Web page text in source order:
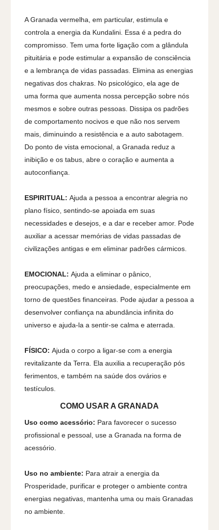
A Granada vermelha, em particular, estimula e
controla a energia da Kundalini. Essa é a pedra do
compromisso. Tem uma forte ligação com a glândula
pituitária e pode estimular a expansão de consciência
e a lembrança de vidas passadas. Elimina as energias
negativas dos chakras. No psicológico, ela age de
uma forma que aumenta nossa percepção sobre nós
mesmos e sobre outras pessoas. Dissipa os padrões
de comportamento nocivos e que não nos servem
mais, diminuindo a resistência e a auto sabotagem.
Do ponto de vista emocional, a Granada reduz a
inibição e os tabus, abre o coração e aumenta a
autoconfiança.
ESPIRITUAL:Ajuda a pessoa a encontrar alegria no
plano físico, sentindo-se apoiada em suas
necessidades e desejos, e a dar e receber amor. Pode
auxiliar a acessar memórias de vidas passadas de
civilizações antigas e em eliminar padrões cármicos.
EMOCIONAL:Ajuda a eliminar o pânico,
preocupações, medo e ansiedade, especialmente em
torno de questões financeiras. Pode ajudar a pessoa a
desenvolver confiança na abundância infinita do
universo e ajuda-la a sentir-se calma e aterrada.
FÍSICO:Ajuda o corpo a ligar-se com a energia
revitalizante da Terra. Ela auxilia a recuperação pós
ferimentos, e também na saúde dos ovários e
testículos.
COMO USAR A GRANADA
Uso como acessório: Para favorecer o sucesso
profissional e pessoal, use a Granada na forma de
acessório.
Uso no ambiente: Para atrair a energia da
Prosperidade, purificar e proteger o ambiente contra
energias negativas, mantenha uma ou mais Granadas
no ambiente.